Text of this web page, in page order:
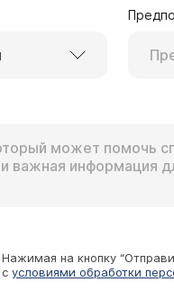
Нажимая на кнопку
с условиями обработки